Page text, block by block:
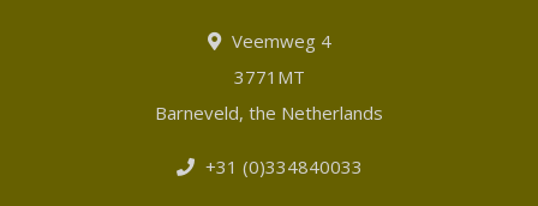
Veemweg 4
3771MT
Barneveld, the Netherlands
+31 (0)334840033